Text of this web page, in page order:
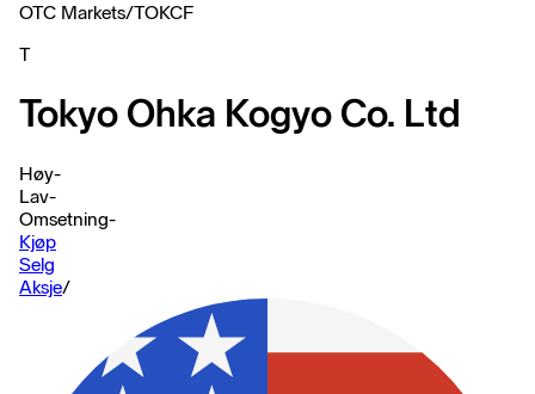
OTC Markets/TOKCF
T
Tokyo Ohka Kogyo Co. Ltd
Høy-
Lav-
Omsetning-
Kjøp
Selg
Aksje/